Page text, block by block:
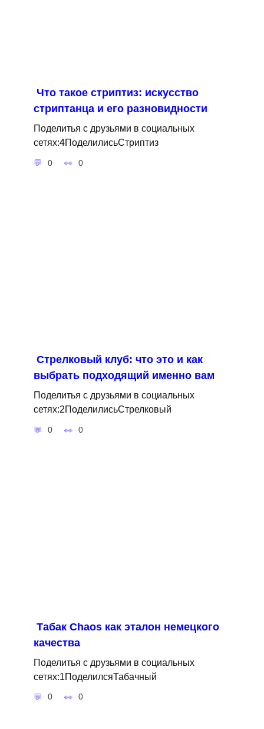
Что такое стриптиз: искусство
стриптанца и его разновидности
Поделитья с друзьями в социальных
сетях:4ПоделилисьСтриптиз
0 0
Стрелковый клуб: что это и как
выбрать подходящий именно вам
Поделитья с друзьями в социальных
сетях:2ПоделилисьСтрелковый
0 0
Табак Сhaos как эталон немецкого
качества
Поделитья с друзьями в социальных
сетях:1ПоделилсяТабачный
0 0